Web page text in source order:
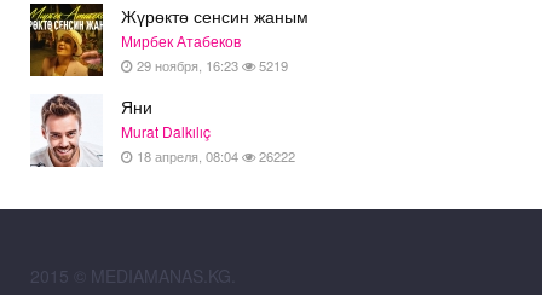
Жүрөктө сенсин жаным
Мирбек Атабеков
29 ноября, 16:23 5219
Яни
Murat Dalkılıç
18 апреля, 08:04 26222
2015 © MEDIAMANAS.KG.